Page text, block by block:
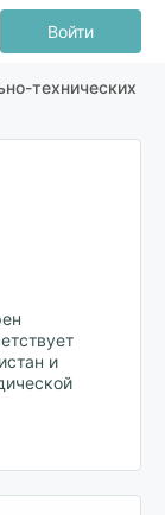
Войти
технических
и